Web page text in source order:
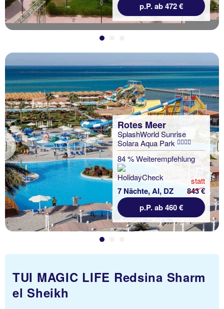
p.P. ab 472 €
Previous
Rotes Meer
SplashWorld Sunrise
Solara Aqua Park
84 % Weiterempfehlung
7 Nächte, AI, DZ
statt
843 €
p.P. ab 460 €
TUI MAGIC LIFE Redsina Sharm
el Sheikh